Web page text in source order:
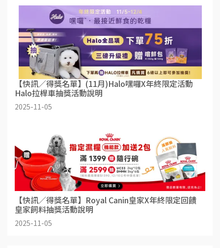
【快訊／得獎名單】(11月)Halo嘿囉X年終限定活動
Halo拉桿車抽獎活動說明
2025-11-05
【快訊／得獎名單】Royal Canin皇家X年終限定回饋
皇家飼料抽獎活動說明
2025-11-05